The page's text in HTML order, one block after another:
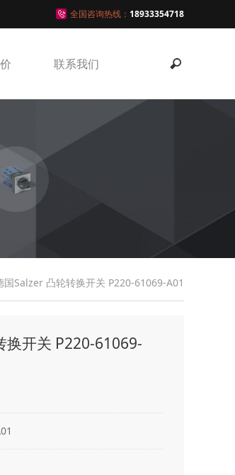
全国咨询热线： 18933354718
联系我们
国Salzer 凸轮转换开关 P220-61069-A01
换开关 P220-61069-